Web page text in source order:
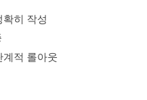
히 작성
적 롤아웃